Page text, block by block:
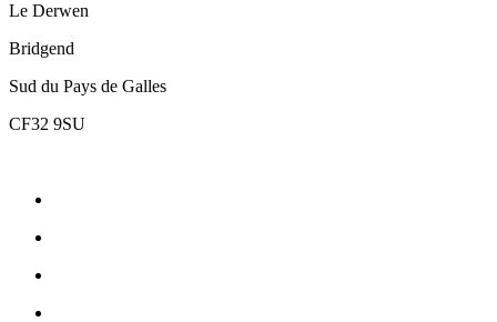
Le Derwen
Bridgend
Sud du Pays de Galles
CF32 9SU